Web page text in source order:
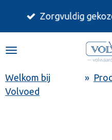
de
Zorgvuldig
Welkom bij
Volvoed
»